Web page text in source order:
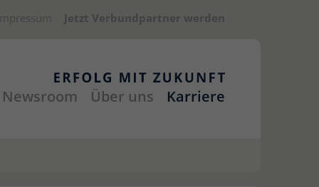
Newsroom Über uns Karriere
Impressum Jetzt Verbundpartner werden